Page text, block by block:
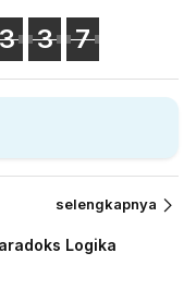
3 7
selengkapnya
Logika